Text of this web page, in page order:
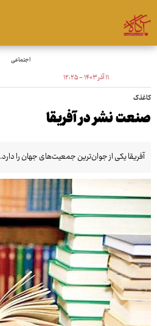
اجتماعی
۱۱ آذر ۱۴۰۳ - ۱۲:۲۵
کاغذک
صنعت نشر در آفریقا
آفریقا یکی از جوان‌ترین جمعیت‌های جهان را دارد.